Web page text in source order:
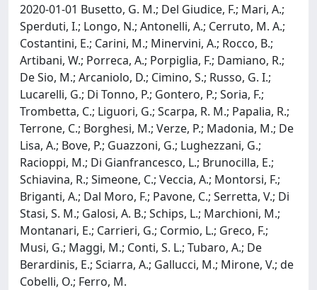
2020-01-01 Busetto, G. M.; Del Giudice, F.; Mari, A.;
Sperduti, I.; Longo, N.; Antonelli, A.; Cerruto, M. A.;
Costantini, E.; Carini, M.; Minervini, A.; Rocco, B.;
Artibani, W.; Porreca, A.; Porpiglia, F.; Damiano, R.;
De Sio, M.; Arcaniolo, D.; Cimino, S.; Russo, G. I.;
Lucarelli, G.; Di Tonno, P.; Gontero, P.; Soria, F.;
Trombetta, C.; Liguori, G.; Scarpa, R. M.; Papalia, R.;
Terrone, C.; Borghesi, M.; Verze, P.; Madonia, M.; De
Lisa, A.; Bove, P.; Guazzoni, G.; Lughezzani, G.;
Racioppi, M.; Di Gianfrancesco, L.; Brunocilla, E.;
Schiavina, R.; Simeone, C.; Veccia, A.; Montorsi, F.;
Briganti, A.; Dal Moro, F.; Pavone, C.; Serretta, V.; Di
Stasi, S. M.; Galosi, A. B.; Schips, L.; Marchioni, M.;
Montanari, E.; Carrieri, G.; Cormio, L.; Greco, F.;
Musi, G.; Maggi, M.; Conti, S. L.; Tubaro, A.; De
Berardinis, E.; Sciarra, A.; Gallucci, M.; Mirone, V.; de
Cobelli, O.; Ferro, M.